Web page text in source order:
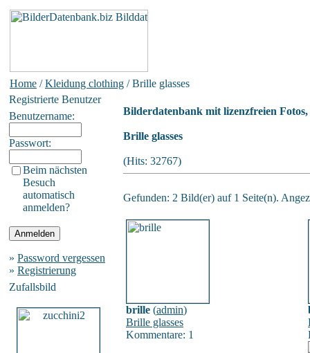
Home /Kleidung clothing / Brille glasses
Registrierte Benutzer
Benutzername:
Passwort:
Beim nächsten
Besuch
automatisch
anmelden?
» Password vergessen
» Registrierung
Zufallsbild
Bilderdatenbank mit lizenzfreien
Brille glasses
(Hits: 32767)
Gefunden: 2 Bild(er) auf 1 Seite(n).
brille (admin)
Brille glasses
Kommentare: 1